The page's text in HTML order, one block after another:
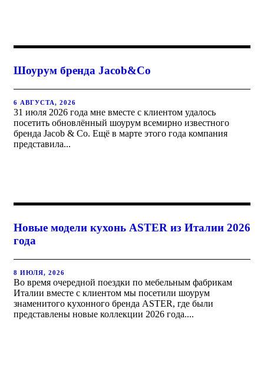
Шоурум бренда Jacob&Co
6 АВГУСТА, 2026
31 июля 2026 года мне вместе с клиентом удалось
посетить обновлённый шоурум всемирно известного
бренда Jacob & Co. Ещё в марте этого года компания
представила...
Новые модели кухонь ASTER из Италии 2026
года
8 ИЮЛЯ, 2026
Во время очередной поездки по мебельным фабрикам
Италии вместе с клиентом мы посетили шоурум
знаменитого кухонного бренда ASTER, где были
представлены новые коллекции 2026 года....